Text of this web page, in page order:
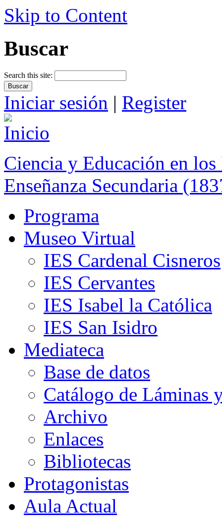
Skip to Content
Buscar
Search this site:
Iniciar sesión | Register
Ciencia y Educación en
Enseñanza Secundaria
Programa
Museo Virtual
IES Cardenal Cisneros
IES Cervantes
IES Isabel la Católica
IES San Isidro
Mediateca
Base de datos
Catálogo de Láminas
Archivo
Enlaces
Bibliotecas
Protagonistas
Aula Actual